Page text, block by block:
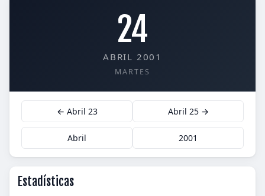
24
ABRIL 2001
MARTES
← Abril 23 Abril 25 →
Abril 2001
Estadísticas